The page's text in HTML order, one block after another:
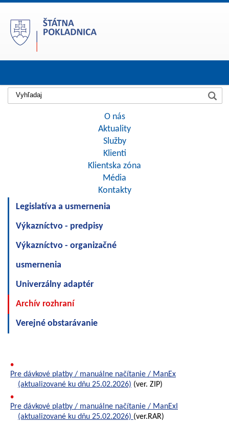
O nás
Aktuality
Služby
Klienti
Klientska zóna
Média
Kontakty
Legislatíva a usmernenia
Výkazníctvo - predpisy
Výkazníctvo - organizačné
usmernenia
Univerzálny adaptér
Archív rozhraní
Verejné obstarávanie
Pre dávkové platby / manuálne načítanie / ManEx
(aktualizované ku dňu 25.02.2026) (ver. ZIP)
Pre dávkové platby / manuálne načítanie / ManExI
(aktualizované ku dňu 25.02.2026) (ver.RAR)